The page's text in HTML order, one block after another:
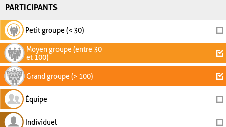
PARTICIPANTS
Petit groupe (< 30)
Moyen groupe (entre 30
et 100)
Grand groupe (> 100)
Équipe
Individuel